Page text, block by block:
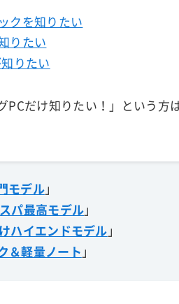
クを知りたい
りたい
りたい
PCだけ知りたい！」という方
モデル」
パ最高モデル 」
ハイエンドモデル 」
＆軽量ノート 」